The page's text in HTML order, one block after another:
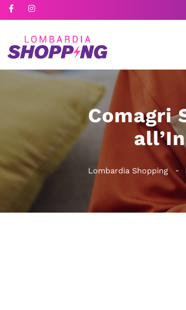
Comagri
Lombardia Shopping